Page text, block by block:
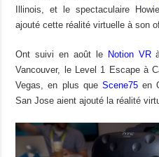
Illinois, et le spectaculaire
ajouté cette réalité virtuelle à son
Ont suivi en août le Notion VRà
Vancouver, le Level 1 Escape à
Vegas, en plus queScene75 en
San Jose aient ajouté la réalité